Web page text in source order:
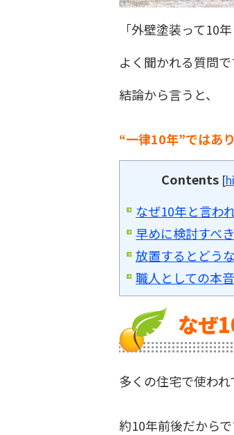
「外壁塗装って10
よく聞かれる質問で
結論から言うと、
“一律10年”ではあり
Contents [
なぜ10年と言わ
早めに検討すべ
放置するとどう
職人としての本音
なぜ
多くの住宅で使わ
約10年前後だからで